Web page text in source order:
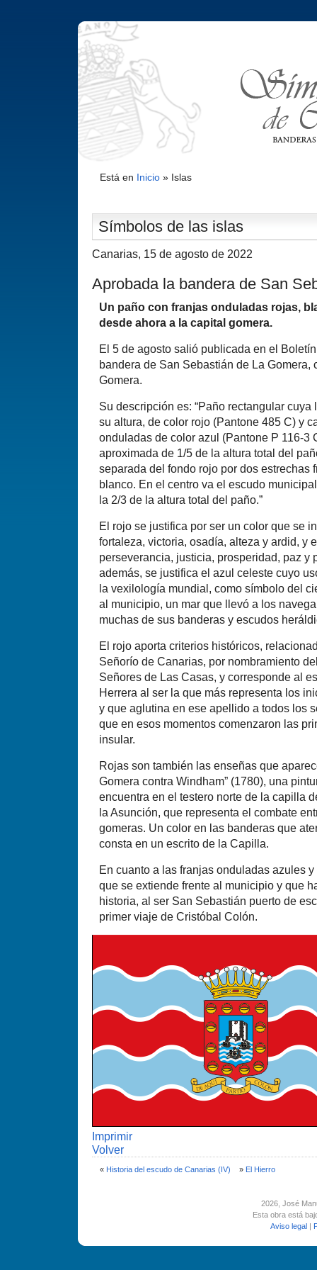
Está en Inicio» Islas
Sí­mbolos de las islas
Canarias, 15 de agosto de 2022
Aprobada la bandera de San
Un paño con franjas onduladas rojas,
desde ahora a la capital gomera.
El 5 de agosto salió publicada en el
bandera de San Sebastián de La Gomera,
Gomera.
Su descripción es: “Paño rectangular
su altura, de color rojo (Pantone 485 C) y
onduladas de color azul (Pantone P 116-3
aproximada de 1/5 de la altura total del
separada del fondo rojo por dos estrechas
blanco. En el centro va el escudo
la 2/3 de la altura total del paño.”
El rojo se justifica por ser un color que se
fortaleza, victoria, osadía, alteza y ardid, y
perseverancia, justicia, prosperidad, paz y
además, se justifica el azul celeste cuyo
la vexilología mundial, como símbolo del
al municipio, un mar que llevó a los
muchas de sus banderas y escudos
El rojo aporta criterios históricos,
Señorío de Canarias, por nombramiento
Señores de Las Casas, y corresponde al
Herrera al ser la que más representa los
y que aglutina en ese apellido a todos los
que en esos momentos comenzaron las
insular.
Rojas son también las enseñas que
Gomera contra Windham” (1780), una
encuentra en el testero norte de la capilla
la Asunción, que representa el combate
gomeras. Un color en las banderas que
consta en un escrito de la Capilla.
En cuanto a las franjas onduladas azules
que se extiende frente al municipio y que
historia, al ser San Sebastián puerto de
primer viaje de Cristóbal Colón.
Imprimir
Volver
« Historia del escudo de Canarias (IV) » El Hierro
2026, José
Esta obra está
Aviso legal |